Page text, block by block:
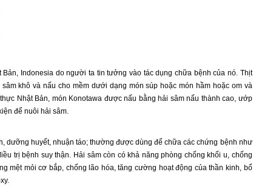
Indonesia do người ta tin tưởng vào tác dụng chữa bệnh của nó. Thịt
khô và nấu cho mềm dưới dạng món súp hoặc món hầm hoặc om và
Nhật Bản, món Konotawa được nấu bằng hải sâm nấu thành cao, ướp
để nuôi hải sâm.
dưỡng huyết, nhuận táo; thường được dùng để chữa các chứng bệnh như
trị bệnh suy thận. Hải sâm còn có khả năng phòng chống khối u, chống
mệt mỏi cơ bắp, chống lão hóa, tăng cường hoạt động của thần kinh, bổ